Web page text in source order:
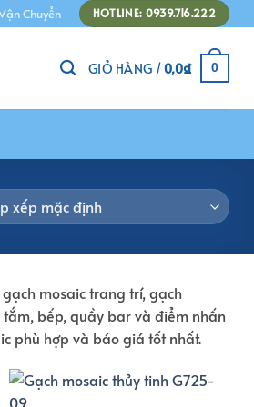
Chuyển HOTLINE: 0939.716.222
GIỎ HÀNG /0,0₫ 0
mosaic trang trí, gạch
tắm, bếp, quầy bar và điểm nhấn
phù hợp và báo giá tốt nhất.